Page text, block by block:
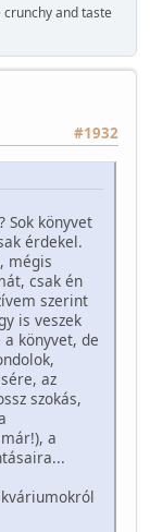
and taste
#1932
Sok könyvet
érdekel.
mégis
csak én
szerint
is veszek
könyvet, de
az
szokás,
a